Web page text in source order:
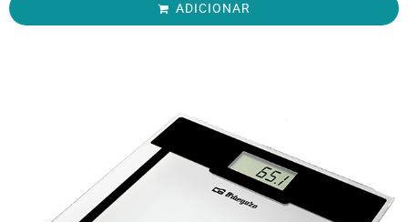
ADICIONAR